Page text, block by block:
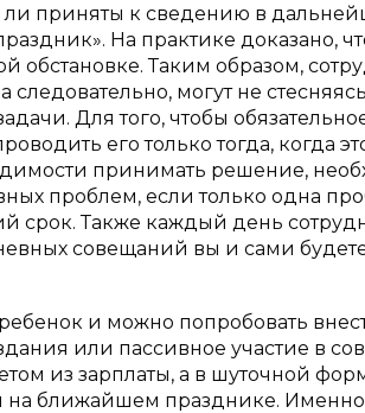
приняты к сведению в
На практике доказано,
обстановке. Таким образом,
следовательно, могут не
Для того, чтобы
его только тогда, когда
принимать решение,
проблем, если только одна
срок. Также каждый день
совещаний вы и сами
и можно попробовать
или пассивное участие в
из зарплаты, а в шуточной
ближайшем празднике. Именно